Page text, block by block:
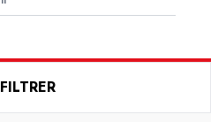
FILTRER